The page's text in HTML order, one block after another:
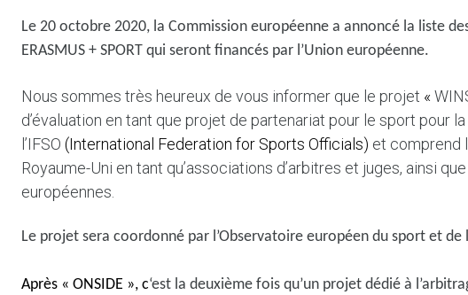
Le 20 octobre 2020, la Commission européenne a annoncé la liste
ERASMUS + SPORT qui seront financés par l’Union européenne.
Nous sommes très heureux de vous informer que le projet «
d’évaluation en tant que projet de partenariat pour le sport pour
l’IFSO (International Federation for Sports Officials) et comprend
Royaume-Uni en tant qu’associations d’arbitres et juges, ainsi
européennes.
Le projet sera coordonné par l’Observatoire européen du sport et de
Après « ONSIDE », c‘est la deuxième fois qu’un projet dédié à